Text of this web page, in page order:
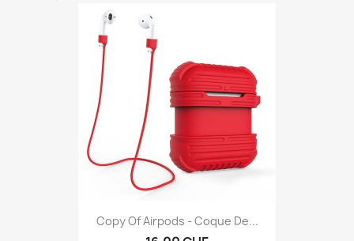
Copy Of Airpods - Coque De...